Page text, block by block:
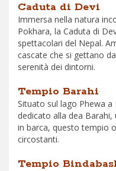
Caduta di Devi
Immersa nella natura
Pokhara, la Caduta di
spettacolari del Nepal.
cascate che si gettano
serenità dei dintorni.
Tempio Barahi
Situato sul lago Phewa
dedicato alla dea Barahi,
in barca, questo tempio
circostanti.
Tempio